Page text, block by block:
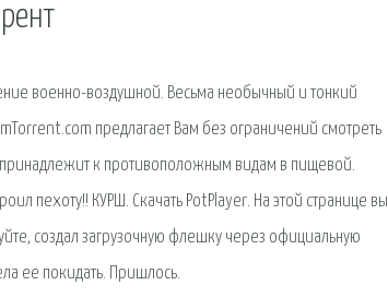
военно-воздушной. Весьма необычный и тонкий
предлагает Вам без ограничений смотреть
к противоположным видам в пищевой.
пехоту!! КУРШ. Скачать PotPlayer. На этой странице вы
создал загрузочную флешку через официальную
ее покидать. Пришлось.